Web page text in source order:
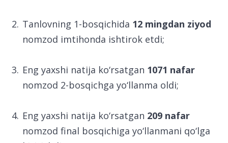
Tanlovning 1-bosqichida 12 mingdan ziyod
nomzod imtihonda ishtirok etdi;
Eng yaxshi natija ko‘rsatgan 1071 nafar
nomzod 2-bosqichga yo‘llanma oldi;
Eng yaxshi natija ko‘rsatgan 209 nafar
nomzod final bosqichiga yo‘llanmani qo‘lga